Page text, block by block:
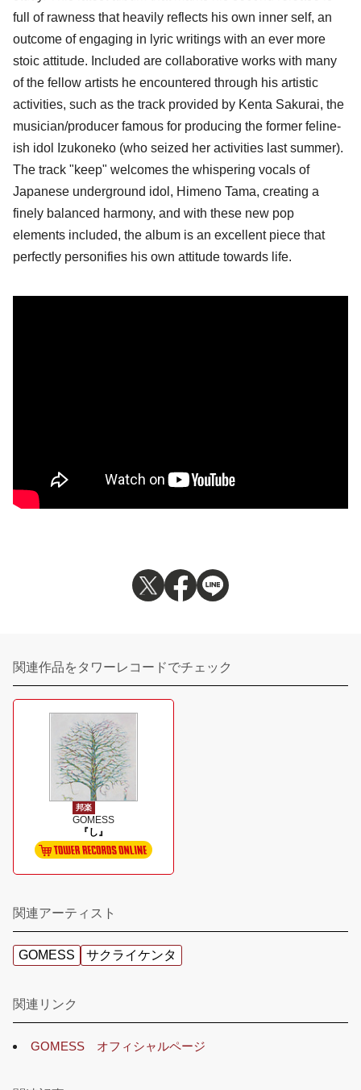
full of rawness that heavily reflects his own inner self, an
outcome of engaging in lyric writings with an ever more
stoic attitude. Included are collaborative works with many
of the fellow artists he encountered through his artistic
activities, such as the track provided by Kenta Sakurai, the
musician/producer famous for producing the former feline-
ish idol Izukoneko (who seized her activities last summer).
The track "keep" welcomes the whispering vocals of
Japanese underground idol, Himeno Tama, creating a
finely balanced harmony, and with these new pop
elements included, the album is an excellent piece that
perfectly personifies his own attitude towards life.
関連作品をタワーレコードでチェック
邦楽
GOMESS
『し』
関連アーティスト
GOMESS サクライケンタ
関連リンク
GOMESS オフィシャルページ